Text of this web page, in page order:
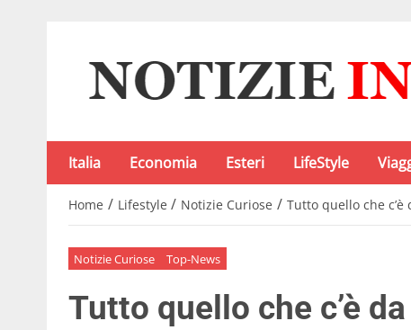
Italia Economia Esteri LifeStyle
Home / Lifestyle / Notizie Curiose / Tutto quello che
Notizie Curiose Top-News
Tutto quello che c’è